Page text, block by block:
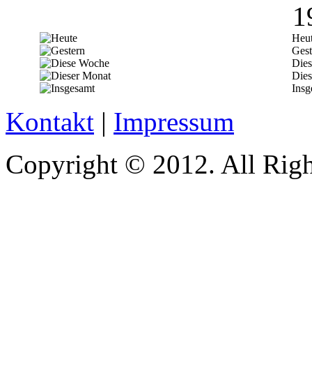
Kontakt | Impressum
Copyright © 2012. All